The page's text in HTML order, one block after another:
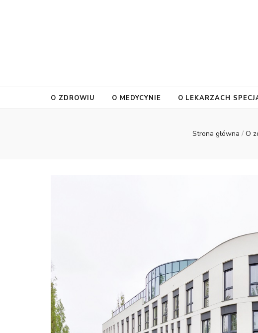
O ZDROWIU O MEDYCYNIE O LEKARZACH
Strona główna / O